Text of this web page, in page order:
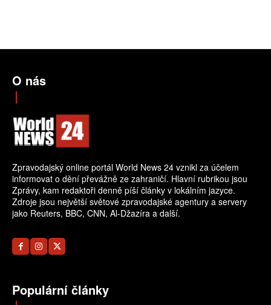
O nás
Zpravodajský online portál World News 24 vznikl za účelem
informovat o dění převážně ze zahraničí. Hlavní rubrikou jsou
Zprávy, kam redaktoři denně píší články v lokálním jazyce.
Zdroje jsou největší světové zpravodajské agentury a servery
jako Reuters, BBC, CNN, Al-Džazíra a další.
Populární články